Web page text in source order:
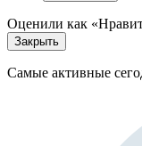
Оценили как
Закрыть
Самые активные